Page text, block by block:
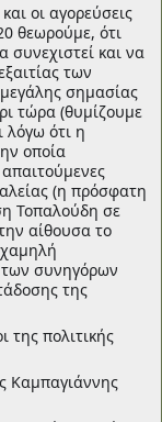
οι αγορεύσεις
θεωρούμε, ότι
συνεχιστεί και να
των
σημασίας
τώρα (θυμίζουμε
λόγω ότι η
οποία
απαιτούμενες
(η πρόσφατη
Τοπαλούδη σε
αίθουσα το
των συνηγόρων
της
της πολιτικής
Καμπαγιάννης